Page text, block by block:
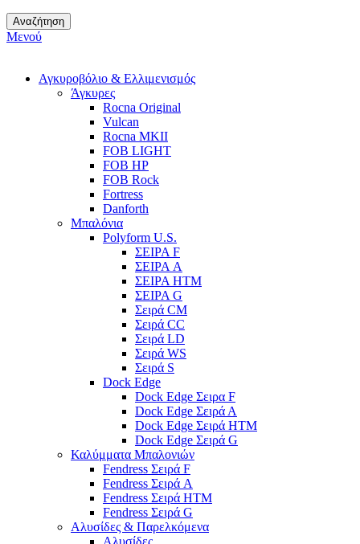
Αναζήτηση
Μενού
Αγκυροβόλιο & Ελλιμενισμός
Άγκυρες
Rocna Original
Vulcan
Rocna MKII
FOB LIGHT
FOB HP
FOB Rock
Fortress
Danforth
Μπαλόνια
Polyform U.S.
ΣΕΙΡΑ F
ΣΕΙΡΑ A
ΣΕΙΡΑ HTM
ΣΕΙΡΑ G
Σειρά CM
Σειρά CC
Σειρά LD
Σειρά WS
Σειρά S
Dock Edge
Dock Edge Σειρα F
Dock Edge Σειρά Α
Dock Edge Σειρά HTM
Dock Edge Σειρά G
Καλύμματα Μπαλονιών
Fendress Σειρά F
Fendress Σειρά A
Fendress Σειρά HTM
Fendress Σειρά G
Αλυσίδες & Παρελκόμενα
Αλυσίδες